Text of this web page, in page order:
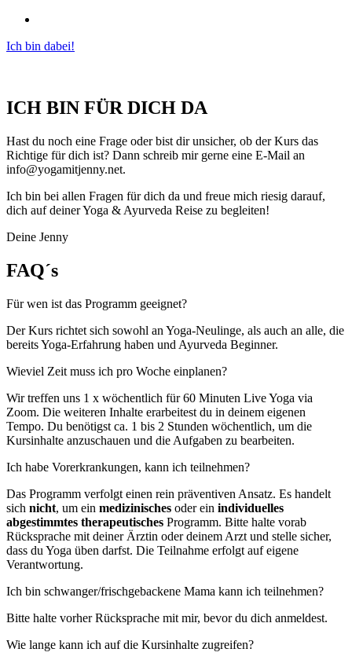
Ich bin dabei!
ICH BIN FÜR DICH DA
Hast du noch eine Frage oder bist dir unsicher, ob der Kurs das
Richtige für dich ist? Dann schreib mir gerne eine E-Mail an
info@yogamitjenny.net.
Ich bin bei allen Fragen für dich da und freue mich riesig darauf,
dich auf deiner Yoga & Ayurveda Reise zu begleiten!
Deine Jenny
FAQ´s
Für wen ist das Programm geeignet?
Der Kurs richtet sich sowohl an Yoga-Neulinge, als auch an alle, die
bereits Yoga-Erfahrung haben und Ayurveda Beginner.
Wieviel Zeit muss ich pro Woche einplanen?
Wir treffen uns 1 x wöchentlich für 60 Minuten Live Yoga via
Zoom. Die weiteren Inhalte erarbeitest du in deinem eigenen
Tempo. Du benötigst ca. 1 bis 2 Stunden wöchentlich, um die
Kursinhalte anzuschauen und die Aufgaben zu bearbeiten.
Ich habe Vorerkrankungen, kann ich teilnehmen?
Das Programm verfolgt einen rein präventiven Ansatz. Es handelt
sich nicht, um ein medizinisches oder ein individuelles
abgestimmtes therapeutisches Programm. Bitte halte vorab
Rücksprache mit deiner Ärztin oder deinem Arzt und stelle sicher,
dass du Yoga üben darfst. Die Teilnahme erfolgt auf eigene
Verantwortung.
Ich bin schwanger/frischgebackene Mama kann ich teilnehmen?
Bitte halte vorher Rücksprache mit mir, bevor du dich anmeldest.
Wie lange kann ich auf die Kursinhalte zugreifen?